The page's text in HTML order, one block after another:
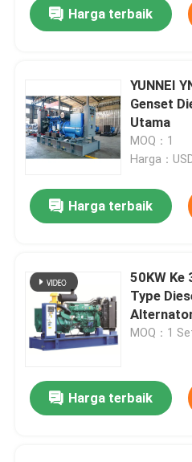
Harga terbaik
YUNNEI
Genset
Utama
MOQ：1
Harga：
Harga terbaik
50KW Ke
Type
MOQ：1
Harga terbaik